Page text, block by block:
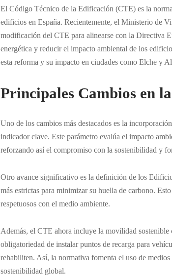
El Código Técnico de la Edificación (CTE) es la
edificios en España. Recientemente, el Ministerio de
modificación del CTE para alinearse con la Directiva
energética y reducir el impacto ambiental de los
esta reforma y su impacto en ciudades como Elche y
Principales Cambios en
Uno de los cambios más destacados es la
indicador clave. Este parámetro evalúa el impacto
reforzando así el compromiso con la sostenibilidad y
Otro avance significativo es la definición de los
más estrictas para minimizar su huella de carbono.
respetuosos con el medio ambiente.
Además, el CTE ahora incluye la movilidad
obligatoriedad de instalar puntos de recarga para
rehabiliten. Así, la normativa fomenta el uso de
sostenibilidad global.